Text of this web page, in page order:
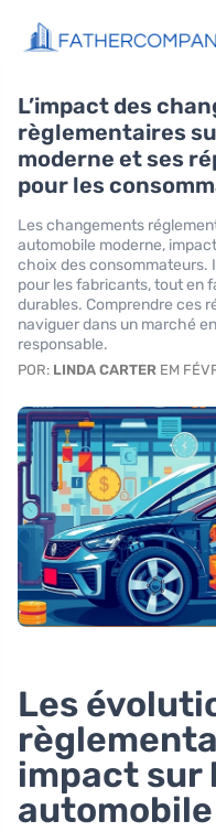
L’impact des
règlementaires
moderne et ses
pour les
Les changements
automobile moderne,
choix des consommateurs.
pour les fabricants, tout en
durables. Comprendre ces
naviguer dans un marché
responsable.
POR: LINDA CARTER EM
Les
impact sur
automobile